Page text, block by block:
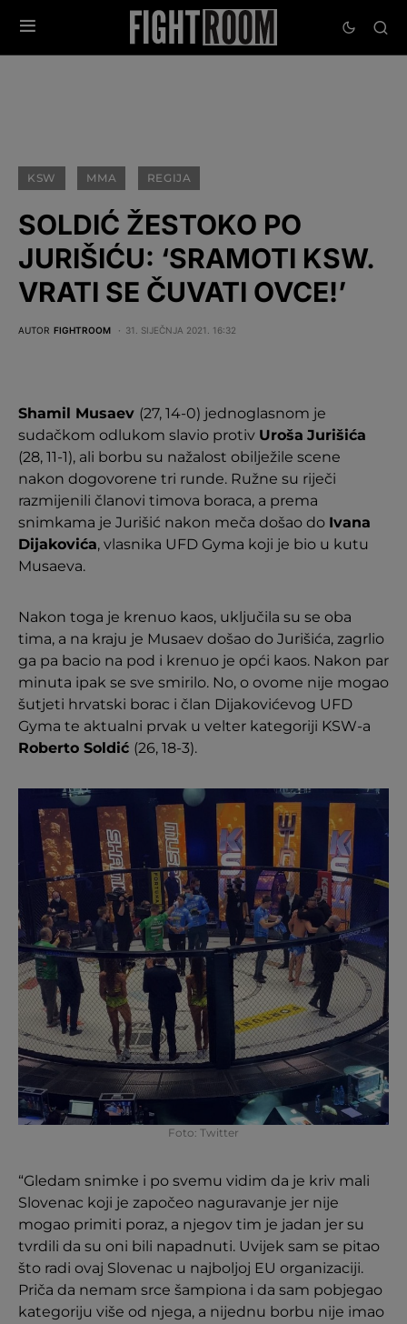
KSW MMA REGIJA
SOLDIĆ ŽESTOKO PO
JURIŠIĆU: ‘SRAMOTI KSW.
VRATI SE ČUVATI OVCE!’
AUTOR FIGHTROOM 31. SIJEČNJA 2021. 16:32
Shamil Musaev (27, 14-0) jednoglasnom je
sudačkom odlukom slavio protiv Uroša Jurišića
(28, 11-1), ali borbu su nažalost obilježile scene
nakon dogovorene tri runde. Ružne su riječi
razmijenili članovi timova boraca, a prema
snimkama je Jurišić nakon meča došao do Ivana
Dijakovića, vlasnika UFD Gyma koji je bio u kutu
Musaeva.
Nakon toga je krenuo kaos, uključila su se oba
tima, a na kraju je Musaev došao do Jurišića, zagrlio
ga pa bacio na pod i krenuo je opći kaos. Nakon par
minuta ipak se sve smirilo. No, o ovome nije mogao
šutjeti hrvatski borac i član Dijakovićevog UFD
Gyma te aktualni prvak u velter kategoriji KSW-a
Roberto Soldić (26, 18-3).
Foto: Twitter
“Gledam snimke i po svemu vidim da je kriv mali
Slovenac koji je započeo naguravanje jer nije
mogao primiti poraz, a njegov tim je jadan jer su
tvrdili da su oni bili napadnuti. Uvijek sam se pitao
što radi ovaj Slovenac u najboljoj EU organizaciji.
Priča da nemam srce šampiona i da sam pobjegao
kategoriju više od njega, a nijednu borbu nije imao